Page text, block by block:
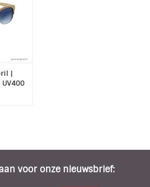
|
UV400
voor onze nieuwsbrief: